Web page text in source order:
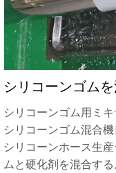
シリコーンゴム
シリコーンゴム用ミ
シリコーンゴム混合
シリコーンホース生
ムと硬化剤を混合す